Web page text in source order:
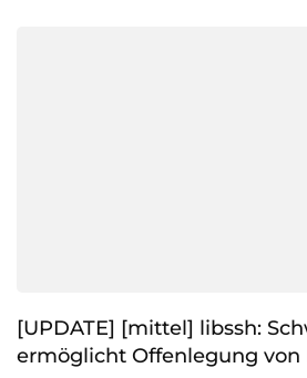
[UPDATE] [mittel] libssh:
ermöglicht Offenlegung